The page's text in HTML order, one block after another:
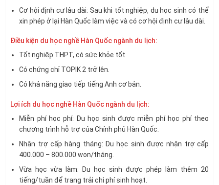
Cơ hội định cư lâu dài: Sau khi tốt nghiệp, du học sinh có thể
xin phép ở lại Hàn Quốc làm việc và có cơ hội định cư lâu dài.
Điều kiện du học nghề Hàn Quốc ngành du lịch:
Tốt nghiệp THPT, có sức khỏe tốt.
Có chứng chỉ TOPIK 2 trở lên.
Có khả năng giao tiếp tiếng Anh cơ bản.
Lợi ích du học nghề Hàn Quốc ngành du lịch:
Miễn phí học phí: Du học sinh được miễn phí học phí theo
chương trình hỗ trợ của Chính phủ Hàn Quốc.
Nhận trợ cấp hàng tháng: Du học sinh được nhận trợ cấp
400.000 – 800.000 won/tháng.
Vừa học vừa làm: Du học sinh được phép làm thêm 20
tiếng/tuần để trang trải chi phí sinh hoạt.